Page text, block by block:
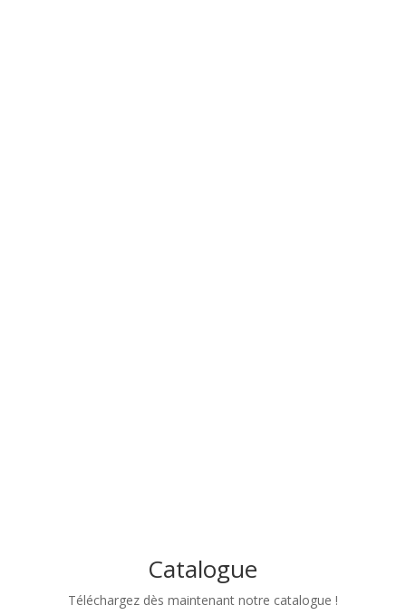
Catalogue
Téléchargez dès maintenant notre catalogue !